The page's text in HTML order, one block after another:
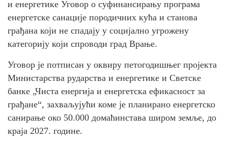
и енергетике Уговор о суфинансирању програма
енергетске санације породичних кућа и станова
грађана који не спадају у социјално угрожену
категорију који спроводи град Врање.
Уговор је потписан у оквиру петогодишњег пројекта
Министарства рударства и енергетике и Светске
банке „Чиста енергија и енергетска ефикасност за
грађане“, захваљујући коме је планирано енергетско
санирање око 50.000 домаћинстава широм земље, до
краја 2027. године.